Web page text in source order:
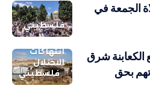
فلسطيني
الجمعة في
انتهاكات
الاحتلال
فلسطيني
شرق
بحق